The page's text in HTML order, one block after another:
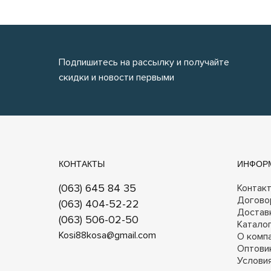
Подпишитесь на рассылку и получайте
скидки и новости первыми
КОНТАКТЫ
(063) 645 84 35
(063) 404-52-22
(063) 506-02-50
Kosi88kosa@gmail.com
О